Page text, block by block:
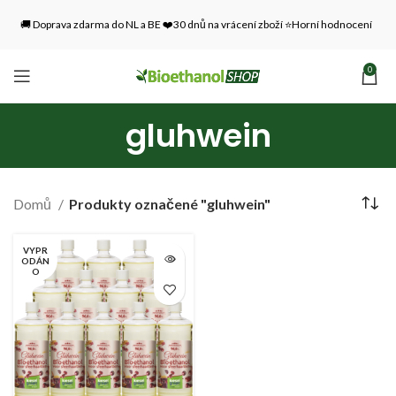
🚚 Doprava zdarma do NL a BE ❤️30 dnů na vrácení zboží ⭐Horní hodnocení
0
gluhwein
Domů Produkty označené "gluhwein"
VYPR
ODÁN
O